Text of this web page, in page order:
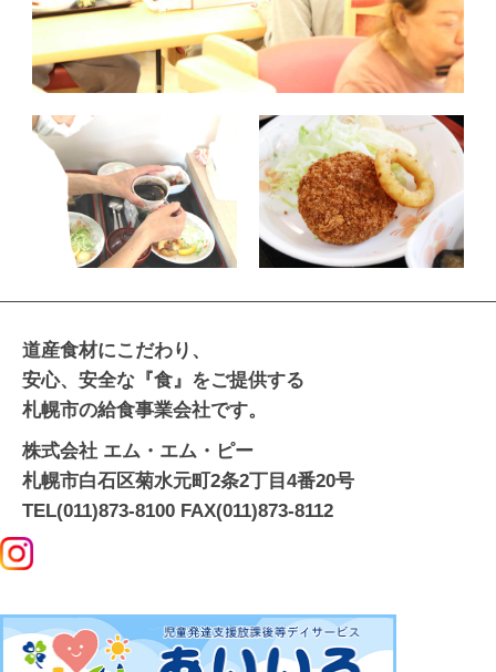
道産食材にこだわり、
安心、安全な『食』をご提供する
札幌市の給食事業会社です。
株式会社 エム・エム・ピー
札幌市白石区菊水元町2条2丁目4番20号
TEL(011)873-8100 FAX(011)873-8112